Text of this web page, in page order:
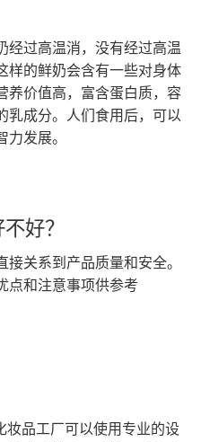
经过高温消，没有经过高温
样的鲜奶会含有一些对身体
养价值高，富含蛋白质，容
乳成分。人们食用后，可以
发展。
好？
关系到产品质量和安全。
点和注意事项供参考
妆品工厂可以使用专业的设